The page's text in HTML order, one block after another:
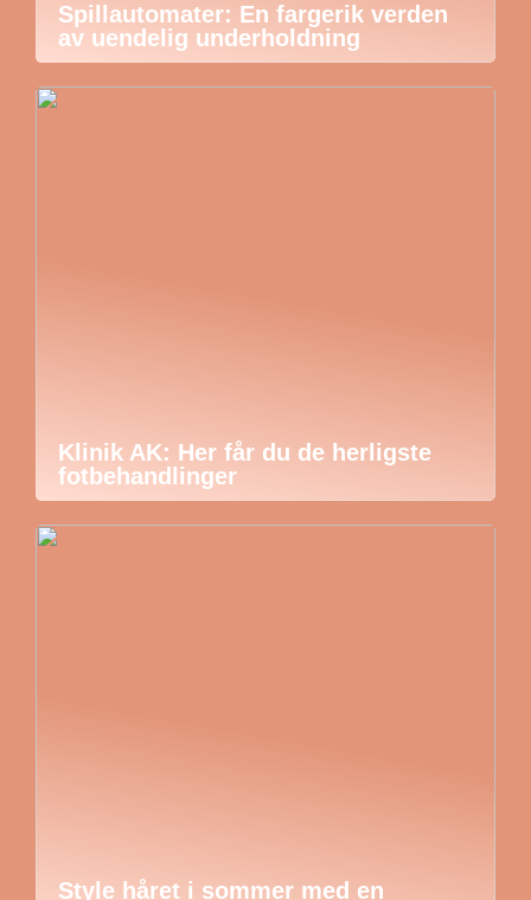
Spillautomater: En fargerik verden
av uendelig underholdning
Klinik AK: Her får du de herligste
fotbehandlinger
Style håret i sommer med en